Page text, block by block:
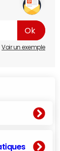
Voir un exemple